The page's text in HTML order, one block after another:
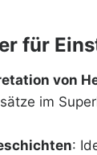
für
von
im
: